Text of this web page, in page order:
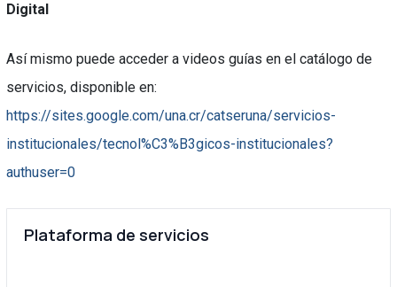
Digital
Así mismo puede acceder a videos guías en el catálogo de
servicios, disponible en:
https://sites.google.com/una.cr/catseruna/servicios-
institucionales/tecnol%C3%B3gicos-institucionales?
authuser=0
Plataforma de servicios